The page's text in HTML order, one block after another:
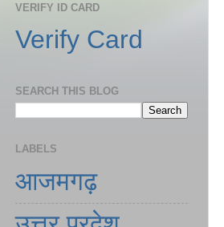
VERIFY ID CARD
Verify Card
SEARCH THIS BLOG
LABELS
आजमगढ़